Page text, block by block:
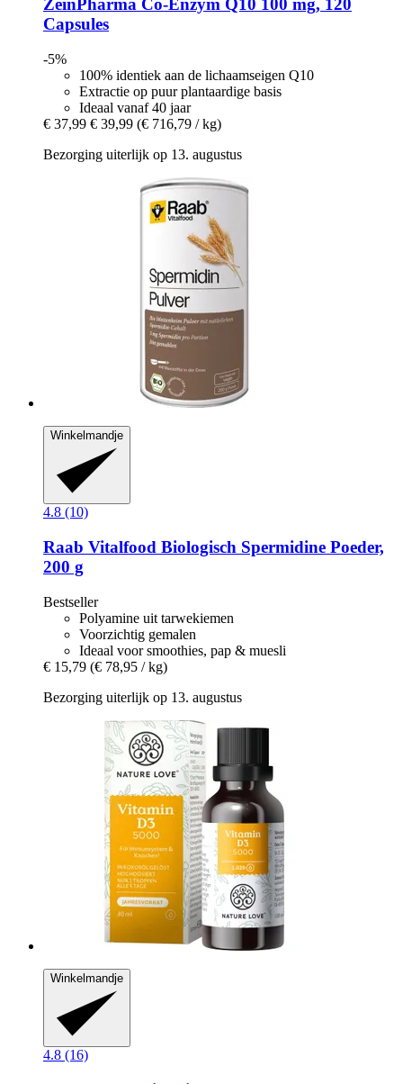
ZeinPharma Co-​Enzym Q10 100 mg, 120
Capsules
-5%
100% identiek aan de lichaamseigen Q10
Extractie op puur plantaardige basis
Ideaal vanaf 40 jaar
€ 37,99 € 39,99 (€ 716,79 / kg)
Bezorging uiterlijk op 13. augustus
Winkelmandje
4.8 (10)
Raab Vitalfood Biologisch Spermidine Poeder,
200 g
Bestseller
Polyamine uit tarwekiemen
Voorzichtig gemalen
Ideaal voor smoothies, pap & muesli
€ 15,79 (€ 78,95 / kg)
Bezorging uiterlijk op 13. augustus
Winkelmandje
4.8 (16)